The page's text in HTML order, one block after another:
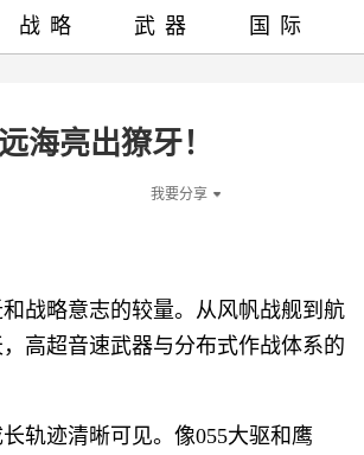
海亮出獠牙！
我要分享
战略意志的较量。从风帆战舰到航
高超音速武器与分布式作战体系的
轨迹清晰可见。像055大驱和鹰
战略 武器 国际